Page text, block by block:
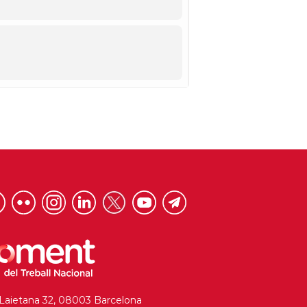
32, 08003 Barcelona